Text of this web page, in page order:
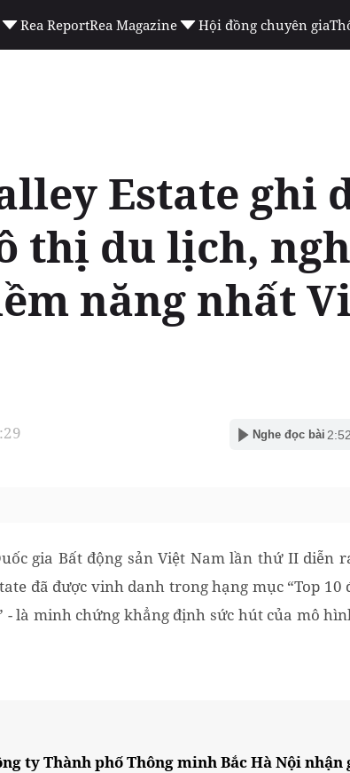
Rea ReportRea Magazine Hội đồng chuyên gia
Estate ghi
thị du lịch,
năng nhất
Nghe đọc bài 2:52
gia Bất động sản Việt Nam lần thứ II diễn
đã được vinh danh trong hạng mục “Top
- là minh chứng khẳng định sức hút của mô
ty Thành phố Thông minh Bắc Hà Nội